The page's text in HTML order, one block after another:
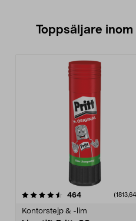
Toppsäljare
464recensioner
Kontorstejp & -lim
4.5 av 5 stjärnor